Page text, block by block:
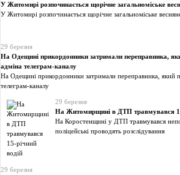
У Житомирі розпочинається щорічне загальноміське
У Житомирі розпочинається щорічне загальноміське
29 березня
На Одещині прикордонники затримали переправника,
адміна телеграм-каналу
На Одещині прикордонники затримали переправника, який
телеграм-каналу
29 березня
На Житомирщині в ДТП травмувався
На Коростенщині у ДТП травмувався
поліцейські проводять розслідування
29 березня